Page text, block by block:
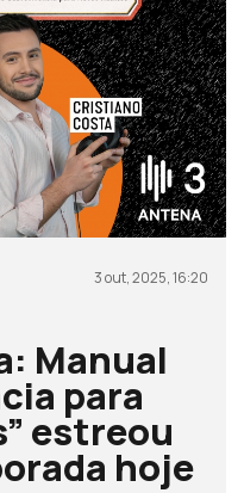
3 out, 2025, 16:20
Manual
para
estreou
hoje